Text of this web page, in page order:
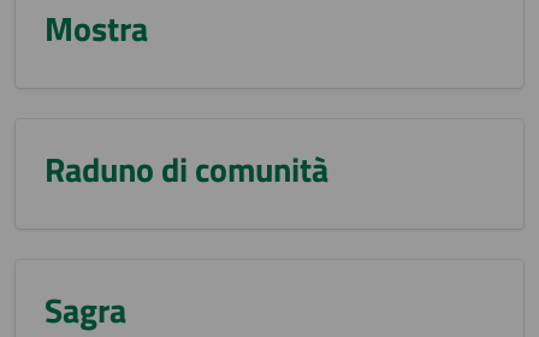
Mostra
Raduno di comunità
Sagra